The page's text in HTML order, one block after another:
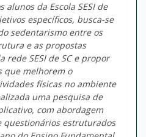
da Escola SESI de
específicos, busca-se
sedentarismo entre os
e as propostas
rede SESI de SC e propor
que melhorem o
físicas no ambiente
uma pesquisa de
com abordagem
estruturados